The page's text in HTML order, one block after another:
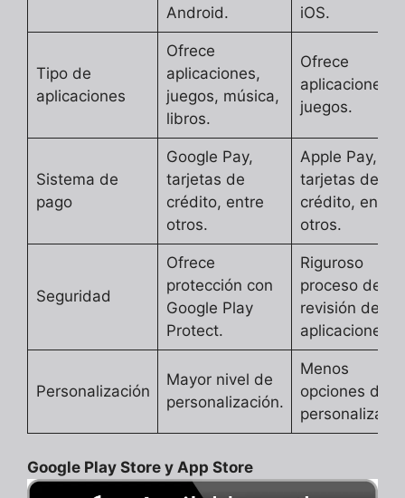
Android.
iOS.
Tipo de
aplicaciones
Ofrece
aplicaciones,
juegos, música,
libros.
Ofrece
aplicaciones y
juegos.
Sistema de
pago
Google Pay,
tarjetas de
crédito, entre
otros.
Apple Pay,
tarjetas de
crédito, entre
otros.
Seguridad
Ofrece
protección con
Google Play
Protect.
Riguroso
proceso de
revisión de
aplicaciones.
Personalización
Mayor nivel de
personalización.
Menos
opciones de
Google Play Store y App Store